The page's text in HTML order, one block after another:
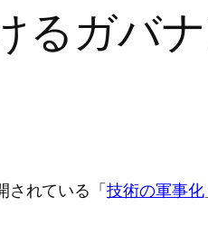
るガバ
されている「技術の軍事化